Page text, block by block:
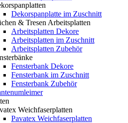
Dekorspanplatte im Zuschnitt
& Tresen Arbeitsplatten
Arbeitsplatten Dekore
Arbeitsplatten im Zuschnitt
Arbeitsplatten Zubehör
Fensterbank Dekore
Fensterbank im Zuschnitt
Fensterbank Zubehör
Weichfaserplatten
Pavatex Weichfaserplatten